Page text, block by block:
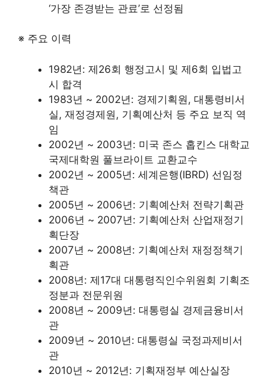
‘가장 존경받는 관료’로 선정됨
※ 주요 이력
1982년: 제26회 행정고시 및 제6회 입법고
시 합격
1983년 ~ 2002년: 경제기획원, 대통령비서
실, 재정경제원, 기획예산처 등 주요 보직 역
임
2002년 ~ 2003년: 미국 존스 홉킨스 대학교
국제대학원 풀브라이트 교환교수
2002년 ~ 2005년: 세계은행(IBRD) 선임정
책관
2005년 ~ 2006년: 기획예산처 전략기획관
2006년 ~ 2007년: 기획예산처 산업재정기
획단장
2007년 ~ 2008년: 기획예산처 재정정책기
획관
2008년: 제17대 대통령직인수위원회 기획조
정분과 전문위원
2008년 ~ 2009년: 대통령실 경제금융비서
관
2009년 ~ 2010년: 대통령실 국정과제비서
관
2010년 ~ 2012년: 기획재정부 예산실장